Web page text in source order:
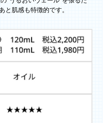
肌感も特徴的です。